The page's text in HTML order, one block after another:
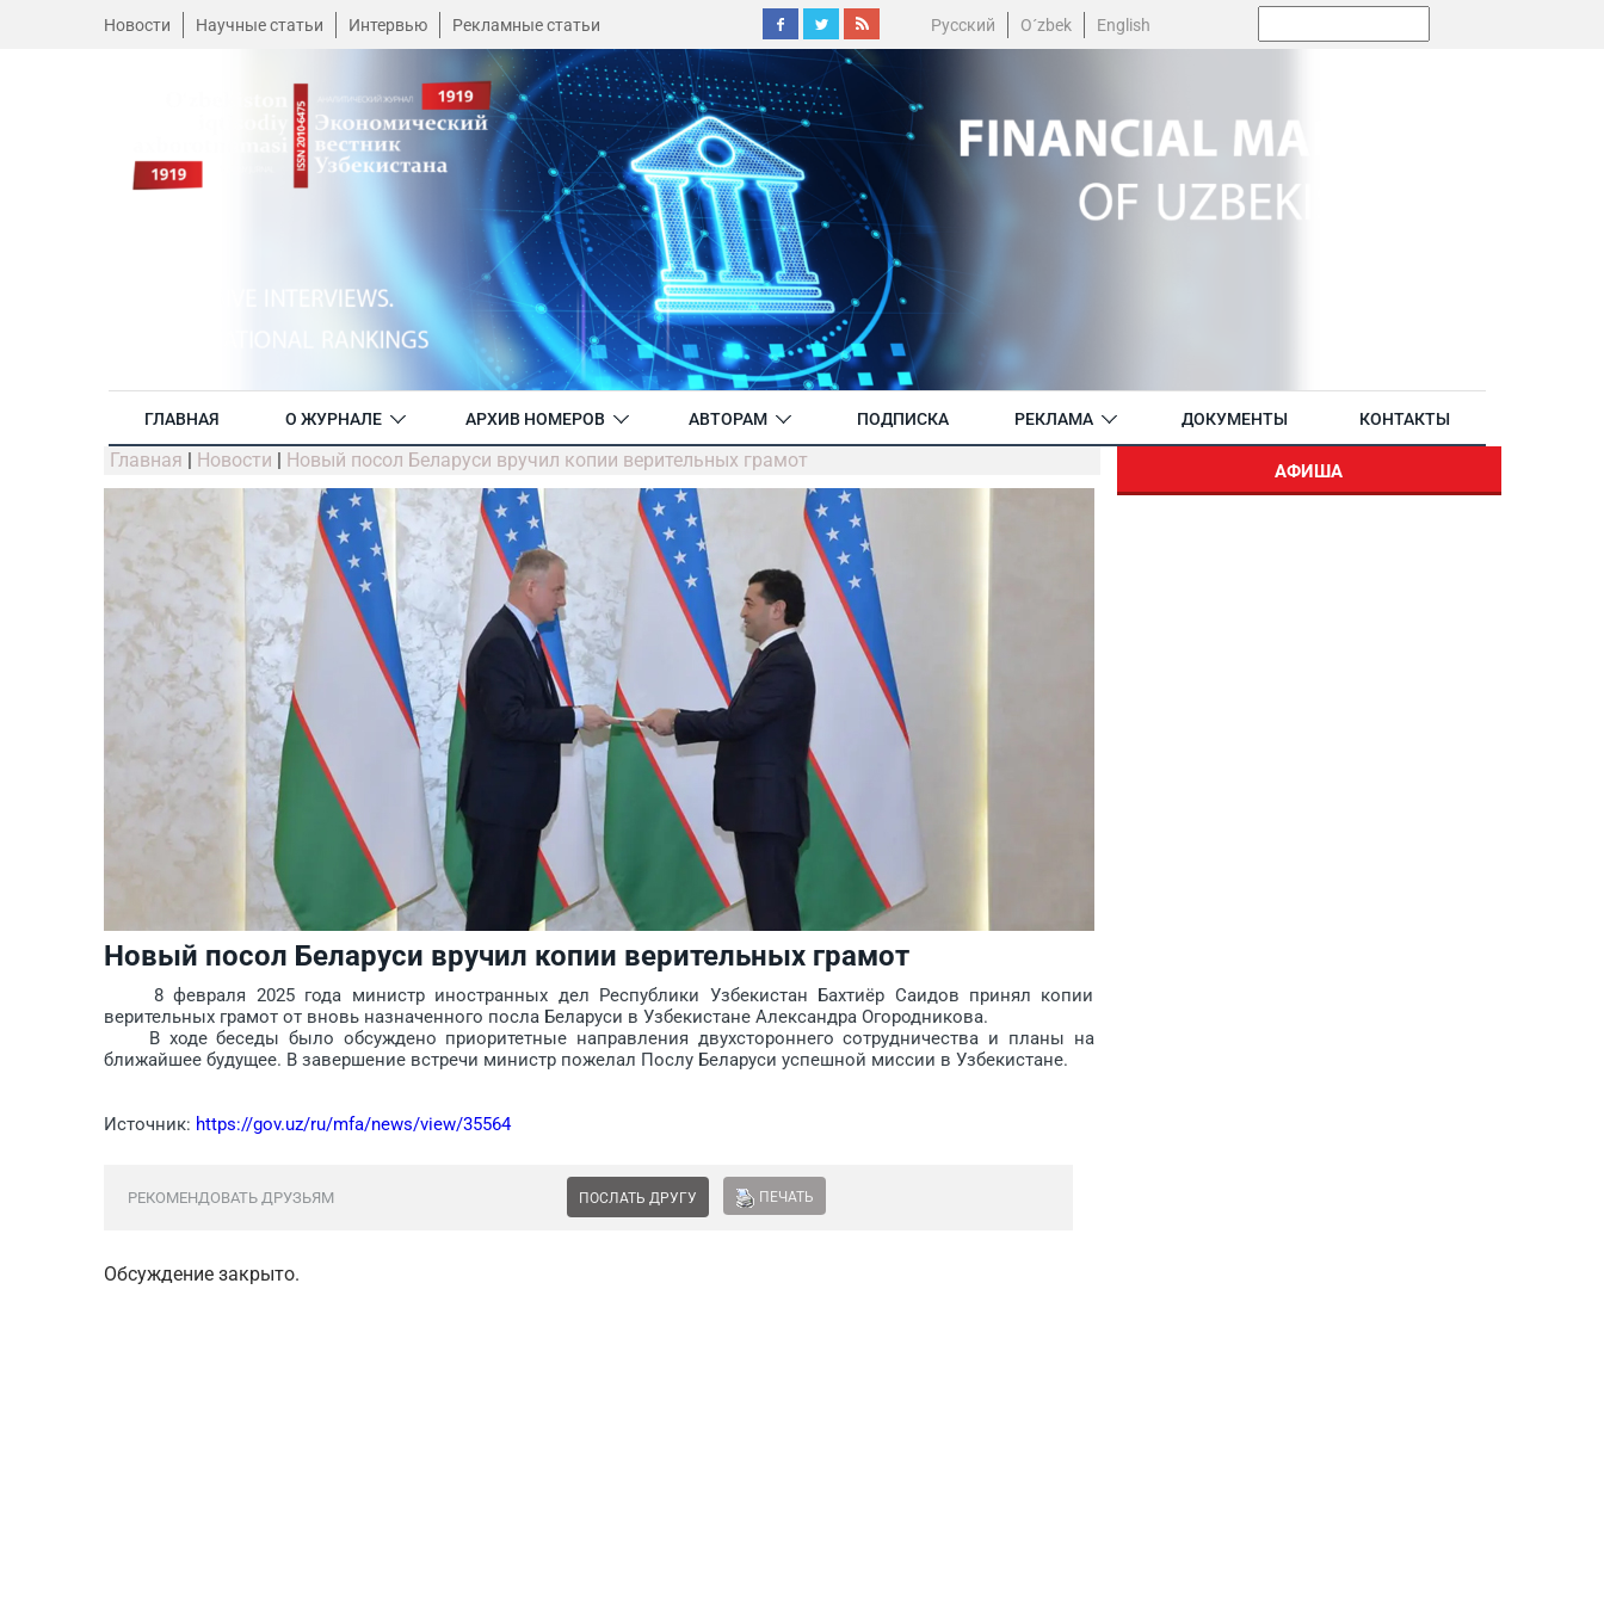
Новости Научные статьи Интервью Рекламные статьи Русский O´zbek English
ГЛАВНАЯ О ЖУРНАЛЕ АРХИВ НОМЕРОВ АВТОРАМ ПОДПИСКА РЕКЛАМА ДОКУМЕНТЫ КОНТАКТЫ
Главная | Новости | Новый посол Беларуси вручил копии верительных грамот
Новый посол Беларуси вручил копии верительных грамот
8 февраля 2025 года министр иностранных дел Республики Узбекистан Бахтиёр Саидов принял копии
верительных грамот от вновь назначенного посла Беларуси в Узбекистане Александра Огородникова.
В ходе беседы было обсуждено приоритетные направления двухстороннего сотрудничества и планы на
ближайшее будущее. В завершение встречи министр пожелал Послу Беларуси успешной миссии в Узбекистане.
Источник: https://gov.uz/ru/mfa/news/view/35564
РЕКОМЕНДОВАТЬ ДРУЗЬЯМ ПОСЛАТЬ ДРУГУ ПЕЧАТЬ
Обсуждение закрыто.
АФИША